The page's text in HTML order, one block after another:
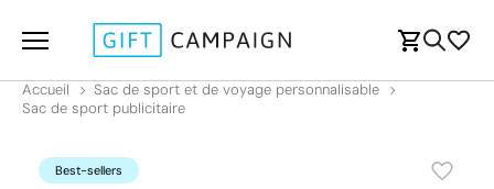
Accueil
Sac de sport et de voyage personnalisable
Sac de sport publicitaire
Best-sellers